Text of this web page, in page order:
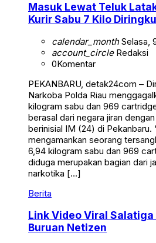
Masuk Lewat Teluk
Kurir Sabu 7 Kilo
calendar_monthSelasa,
account_circleRedaksi
0Komentar
PEKANBARU, detak24com –
Narkoba Polda Riau
kilogram sabu dan 969
berasal dari negara jiran
berinisial IM (24) di Pekanbaru.
mengamankan seorang
6,94 kilogram sabu dan 969
diduga merupakan bagian dari
narkotika […]
Berita
Link Video Viral Salatiga
Buruan Netizen